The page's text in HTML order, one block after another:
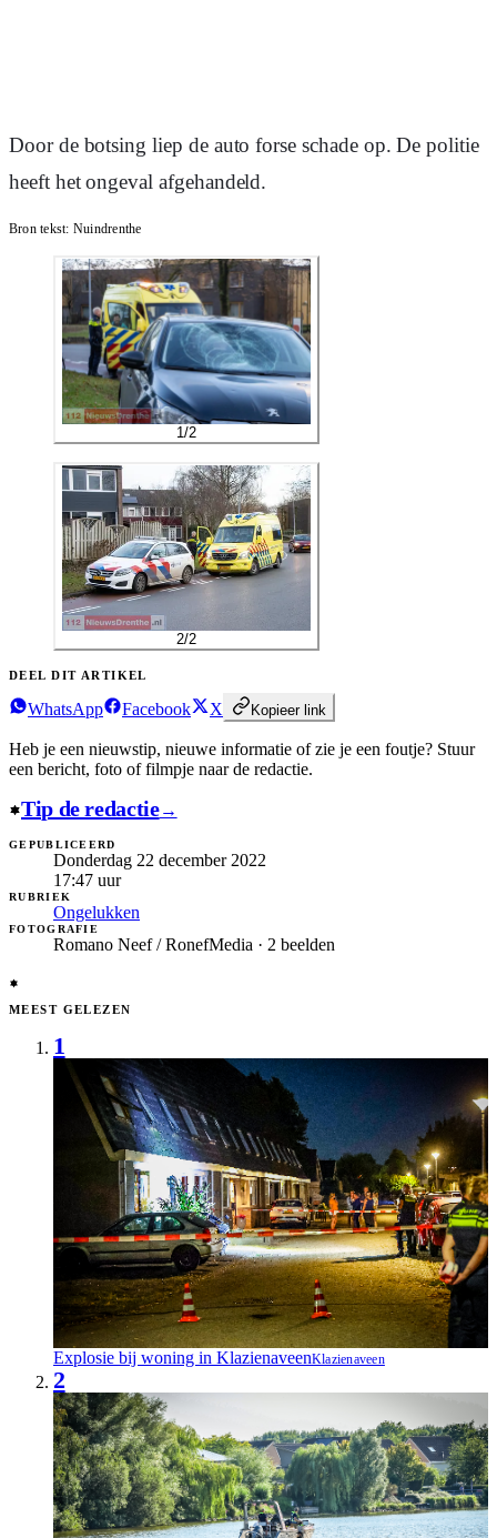
Door de botsing liep de auto forse schade op. De politie
heeft het ongeval afgehandeld.
Bron tekst: Nuindrenthe
1/2
2/2
DEEL DIT ARTIKEL
WhatsApp Facebook X Kopieer link
Heb je een nieuwstip, nieuwe informatie of zie je een foutje? Stuur
een bericht, foto of filmpje naar de redactie.
Tip de redactie→
GEPUBLICEERD
Donderdag 22 december 2022
17:47 uur
RUBRIEK
Ongelukken
FOTOGRAFIE
Romano Neef / RonefMedia · 2 beelden
MEEST GELEZEN
1
Explosie bij woning in KlazienaveenKlazienaveen
2